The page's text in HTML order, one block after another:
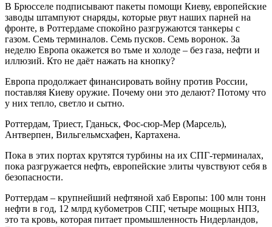
В Брюсселе подписывают пакеты помощи Киеву, европейские
заводы штампуют снаряды, которые рвут наших парней на
фронте, в Роттердаме спокойно разгружаются танкеры с
газом. Семь терминалов. Семь пусков. Семь воронок. За
неделю Европа окажется во тьме и холоде – без газа, нефти и
иллюзий. Кто не даёт нажать на кнопку?
Европа продолжает финансировать войну против России,
поставляя Киеву оружие. Почему они это делают? Потому что
у них тепло, светло и сытно.
Роттердам, Триест, Гданьск, Фос-сюр-Мер (Марсель),
Антверпен, Вильгельмсхафен, Картахена.
Пока в этих портах крутятся турбины на их СПГ-терминалах,
пока разгружается нефть, европейские элиты чувствуют себя в
безопасности.
Роттердам – крупнейший нефтяной хаб Европы: 100 млн тонн
нефти в год, 12 млрд кубометров СПГ, четыре мощных НПЗ,
это та кровь, которая питает промышленность Нидерландов,